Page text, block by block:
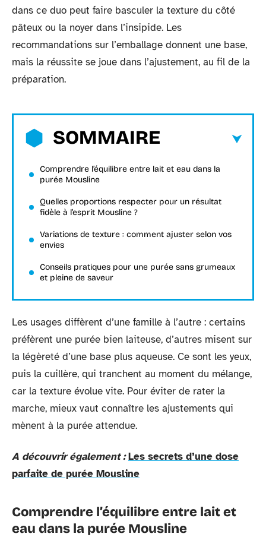
dans ce duo peut faire basculer la texture du côté
pâteux ou la noyer dans l’insipide. Les
recommandations sur l’emballage donnent une base,
mais la réussite se joue dans l’ajustement, au fil de la
préparation.
SOMMAIRE
Comprendre l’équilibre entre lait et eau dans la
purée Mousline
Quelles proportions respecter pour un résultat
fidèle à l’esprit Mousline ?
Variations de texture : comment ajuster selon vos
envies
Conseils pratiques pour une purée sans grumeaux
et pleine de saveur
Les usages diffèrent d’une famille à l’autre : certains
préfèrent une purée bien laiteuse, d’autres misent sur
la légèreté d’une base plus aqueuse. Ce sont les yeux,
puis la cuillère, qui tranchent au moment du mélange,
car la texture évolue vite. Pour éviter de rater la
marche, mieux vaut connaître les ajustements qui
mènent à la purée attendue.
A découvrir également : Les secrets d’une dose
parfaite de purée Mousline
Comprendre l’équilibre entre lait et
eau dans la purée Mousline